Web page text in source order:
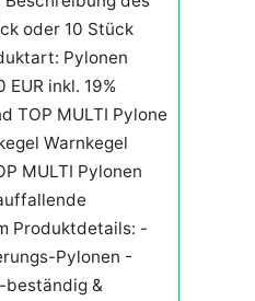
oder 10 Stück
Pylonen
inkl. 19%
TOP MULTI Pylone
Warnkegel
MULTI Pylonen
Produktdetails: -
Pylonen -
beständig &